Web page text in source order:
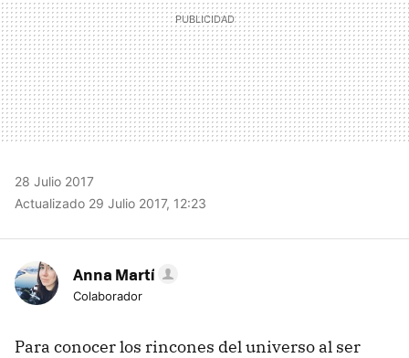
28 Julio 2017
Actualizado 29 Julio 2017, 12:23
Anna Martí
Colaborador
Para conocer los rincones del universo al ser